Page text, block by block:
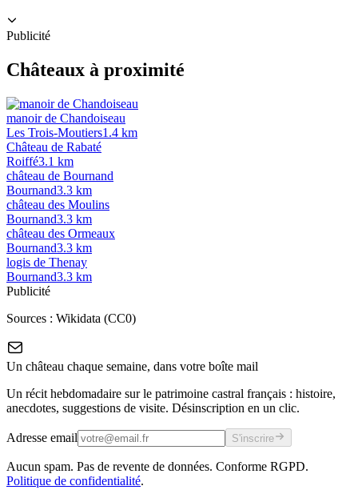
Publicité
Châteaux à proximité
manoir de Chandoiseau
Les Trois-Moutiers1.4 km
Château de Rabaté
Roiffé3.1 km
château de Bournand
Bournand3.3 km
château des Moulins
Bournand3.3 km
château des Ormeaux
Bournand3.3 km
logis de Thenay
Bournand3.3 km
Publicité
Sources : Wikidata (CC0)
Un château chaque semaine, dans votre boîte mail
Un récit hebdomadaire sur le patrimoine castral français : histoire,
anecdotes, suggestions de visite. Désinscription en un clic.
Adresse email S'inscrire
Aucun spam. Pas de revente de données. Conforme RGPD.
Politique de confidentialité.